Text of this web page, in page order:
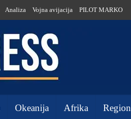
Analiza Vojna avijacija PILOT MARKO
Okeanija Afrika Region